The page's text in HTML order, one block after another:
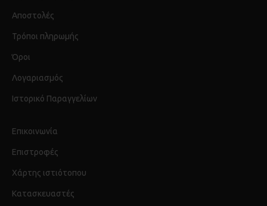
Αποστολές
Τρόποι πληρωμής
Όροι
Λογαριασμός
Ιστορικό Παραγγελίων
Επικοινωνία
Επιστροφές
Χάρτης ιστιότοπου
Κατασκευαστές